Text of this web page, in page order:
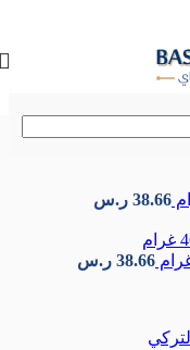
38.66 ر.س
38.66 ر.س